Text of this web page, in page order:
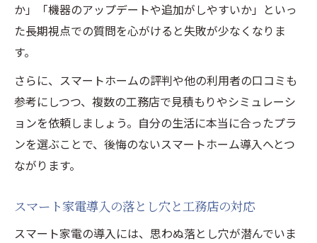
か」「機器のアップデートや追加がしやすいか」といっ
た長期視点での質問を心がけると失敗が少なくなりま
す。
さらに、スマートホームの評判や他の利用者の口コミも
参考にしつつ、複数の工務店で見積もりやシミュレーシ
ョンを依頼しましょう。自分の生活に本当に合ったプラ
ンを選ぶことで、後悔のないスマートホーム導入へとつ
ながります。
スマート家電導入の落とし穴と工務店の対応
スマート家電の導入には、思わぬ落とし穴が潜んでいま